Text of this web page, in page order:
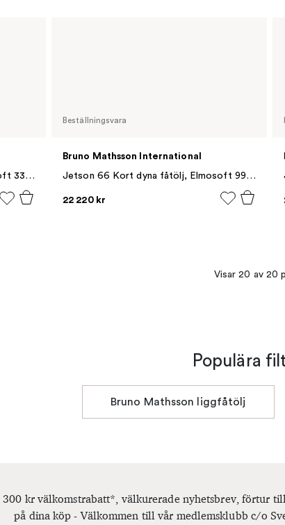
Jetson 66 Lång dyna fåtölj, Elmosoft 33001 brun-linneväv
Beställningsvara
Bruno Mathsson International
Jetson 66 Kort dyna fåtölj, Elmosoft 99999 svart-svart nät
22 220 kr
Visar 20 av 20
Populära
Bruno Mathsson liggfåtölj
300 kr välkomstrabatt*, välkurerade nyhetsbrev, förtur
på dina köp - Välkommen till vår medlemsklubb c/o